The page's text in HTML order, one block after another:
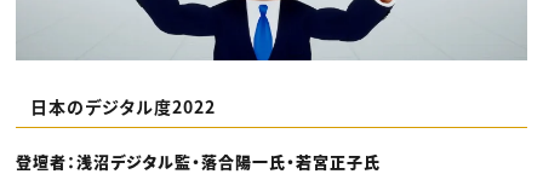
日本のデジタル度2022
登壇者：浅沼デジタル監・落合陽一氏・若宮正子氏